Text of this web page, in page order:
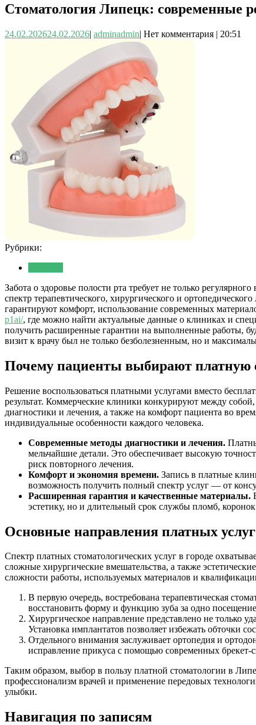
Стоматология Липецк: современные
24.02.202624.02.2026| adminadmin| Нет комментария | 20:51
Рубрики:
Забота о здоровье полости рта требует не только
спектр терапевтического, хирургического и
гарантируют комфорт, использование современных
p1ai/, где можно найти актуальные данные о клиниках и
получить расширенные гарантии на выполненные работы,
визит к врачу был не только безболезненным, но и
Почему пациенты выбирают платную
Решение воспользоваться платными услугами вместо
результат. Коммерческие клиники конкурируют между
диагностики и лечения, а также на комфорт пациента во
индивидуальные особенности каждого человека.
Современные методы диагностики и лечения.
мельчайшие детали. Это обеспечивает высокую
риск повторного лечения.
Комфорт и экономия времени. Запись в платные
возможность получить полный спектр услуг — от
Расширенная гарантия и качественные материалы.
эстетику, но и длительный срок службы пломб,
Основные направления платных
Спектр платных стоматологических услуг в городе
сложные хирургические вмешательства, а также
сложности работы, используемых материалов и
В первую очередь, востребована терапевтическая
восстановить форму и функцию зуба за одно
Хирургическое направление представлено не только
Установка имплантатов позволяет избежать обточки
Отдельного внимания заслуживает ортопедия и
исправление прикуса с помощью современных
Таким образом, выбор в пользу платной стоматологии в
профессионализм врачей и применение передовых
улыбки.
Навигация по записям